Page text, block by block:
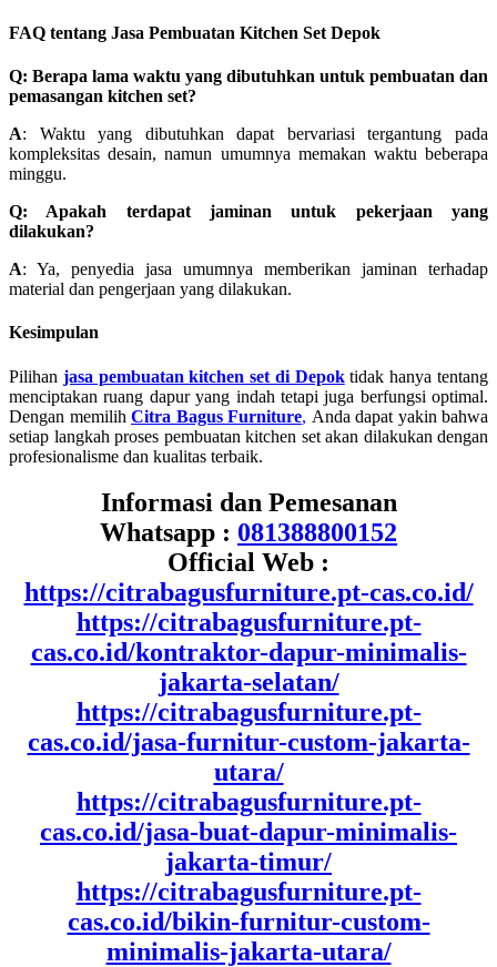
FAQ tentang Jasa Pembuatan Kitchen Set Depok
Q: Berapa lama waktu yang dibutuhkan untuk pembuatan dan
pemasangan kitchen set?
A: Waktu yang dibutuhkan dapat bervariasi tergantung pada
kompleksitas desain, namun umumnya memakan waktu beberapa
minggu.
Q: Apakah terdapat jaminan untuk pekerjaan yang
dilakukan?
A: Ya, penyedia jasa umumnya memberikan jaminan terhadap
material dan pengerjaan yang dilakukan.
Kesimpulan
Pilihan jasa pembuatan kitchen set di Depoktidak hanya tentang
menciptakan ruang dapur yang indah tetapi juga berfungsi optimal.
Dengan memilih Citra Bagus Furniture, Anda dapat yakin bahwa
setiap langkah proses pembuatan kitchen set akan dilakukan dengan
profesionalisme dan kualitas terbaik.
Informasi dan Pemesanan
Whatsapp : 081388800152
Official Web :
https://citrabagusfurniture.pt-cas.co.id/
https://citrabagusfurniture.pt-
cas.co.id/kontraktor-dapur-minimalis-
jakarta-selatan/
https://citrabagusfurniture.pt-
cas.co.id/jasa-furnitur-custom-jakarta-
utara/
https://citrabagusfurniture.pt-
cas.co.id/jasa-buat-dapur-minimalis-
jakarta-timur/
https://citrabagusfurniture.pt-
cas.co.id/bikin-furnitur-custom-
minimalis-jakarta-utara/